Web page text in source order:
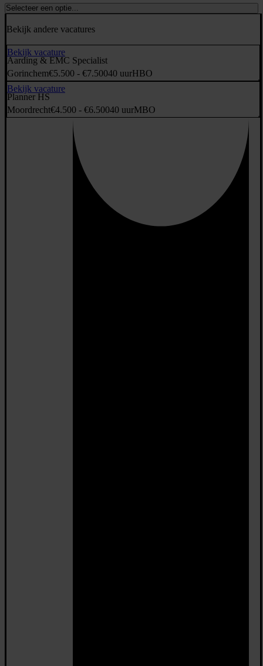
Selecteer een optie...
Bekijk andere vacatures
Aarding & EMC Specialist
Gorinchem€5.500 - €7.50040 uurHBO
Bekijk vacature
Planner HS
Moordrecht€4.500 - €6.50040 uurMBO
Bekijk vacature